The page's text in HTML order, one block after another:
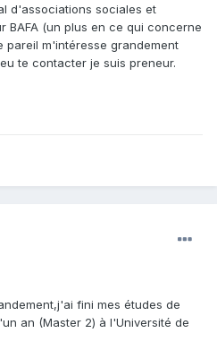
d'associations sociales et
BAFA (un plus en ce qui concerne
pareil m'intéresse grandement
te contacter je suis preneur.
fini mes études de
an (Master 2) à l'Université de